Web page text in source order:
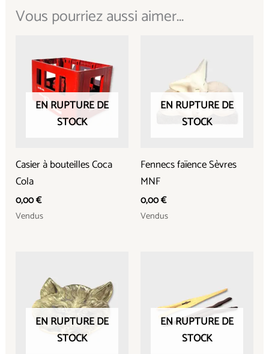
Vous pourriez aussi aimer...
EN RUPTURE DE
STOCK
Casier à bouteilles Coca
Cola
0,00€
Vendus
EN RUPTURE DE
STOCK
Fennecs faïence Sèvres
MNF
0,00€
Vendus
EN RUPTURE DE
STOCK
EN RUPTURE DE
STOCK